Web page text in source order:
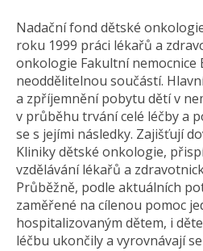
Nadační fond dětské
roku 1999 práci lékařů a
onkologie Fakultní nemocnice
neoddělitelnou součástí.
a zpříjemnění pobytu dětí v
v průběhu trvání celé léčby a
se s jejími následky. Zajišťují
Kliniky dětské onkologie,
vzdělávání lékařů a
Průběžně, podle aktuálních
zaměřené na cílenou pomoc
hospitalizovaným dětem, i
léčbu ukončily a vyrovnávají